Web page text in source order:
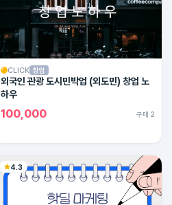
CLICK 창업
외국인 관광 도시민박업 (외도민) 창업 노
하우
100,000 구매 2
4.3